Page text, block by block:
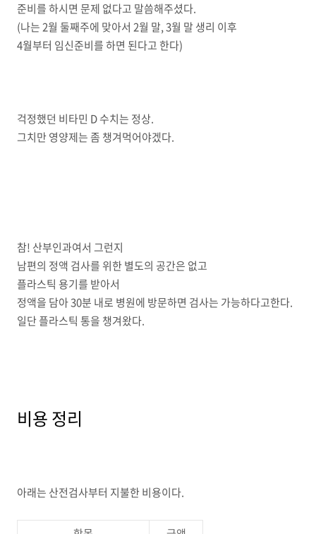
준비를 하시면 문제 없다고 말씀해주셨다.
(나는 2월 둘째주에 맞아서 2월 말, 3월 말 생리 이후
4월부터 임신준비를 하면 된다고 한다)
걱정했던 비타민 D 수치는 정상.
그치만 영양제는 좀 챙겨먹어야겠다.
참! 산부인과여서 그런지
남편의 정액 검사를 위한 별도의 공간은 없고
플라스틱 용기를 받아서
정액을 담아 30분 내로 병원에 방문하면 검사는 가능하다고한다.
일단 플라스틱 통을 챙겨왔다.
비용 정리
아래는 산전검사부터 지불한 비용이다.